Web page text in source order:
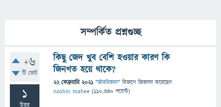
সম্পর্কিত প্রশ্নগুচ্ছ
+6
টি ভোট
1
কিছু জেদ খুব বেশি হওয়ার কারণ কি
জিনগত হয়ে থাকে?
22 ফেব্রুয়ারি 2021 "জীববিজ্ঞান" বিভাগে জিজ্ঞাসাকরেছেন
noshin mahee (110,340 পয়েন্ট)